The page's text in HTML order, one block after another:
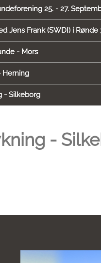
25. - 27.
Jens Frank (SWDI) i
- Mors
Herning
- Silkeborg
-